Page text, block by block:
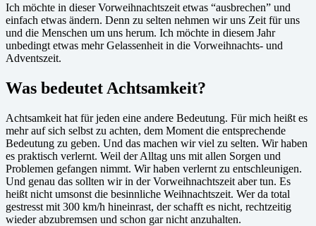
Ich möchte in dieser Vorweihnachtszeit etwas “ausbrechen” und
einfach etwas ändern. Denn zu selten nehmen wir uns Zeit für uns
und die Menschen um uns herum. Ich möchte in diesem Jahr
unbedingt etwas mehr Gelassenheit in die Vorweihnachts- und
Adventszeit.
Was bedeutet Achtsamkeit?
Achtsamkeit hat für jeden eine andere Bedeutung. Für mich heißt es
mehr auf sich selbst zu achten, dem Moment die entsprechende
Bedeutung zu geben. Und das machen wir viel zu selten. Wir haben
es praktisch verlernt. Weil der Alltag uns mit allen Sorgen und
Problemen gefangen nimmt. Wir haben verlernt zu entschleunigen.
Und genau das sollten wir in der Vorweihnachtszeit aber tun. Es
heißt nicht umsonst die besinnliche Weihnachtszeit. Wer da total
gestresst mit 300 km/h hineinrast, der schafft es nicht, rechtzeitig
wieder abzubremsen und schon gar nicht anzuhalten.